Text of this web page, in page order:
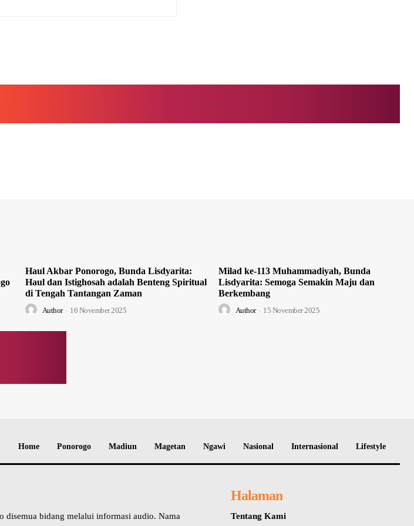
Haul Akbar Ponorogo, Bunda Lisdyarita:
Haul dan Istighosah adalah Benteng Spiritual
di Tengah Tantangan Zaman
Author - 16 November 2025
Milad ke-113 Muhammadiyah, Bunda
Lisdyarita: Semoga Semakin Maju dan
Berkembang
Author - 15 November 2025
Home Ponorogo Madiun Magetan Ngawi Nasional Internasional Lifestyle
disemua bidang melalui informasi audio. Nama
Halaman
Tentang Kami